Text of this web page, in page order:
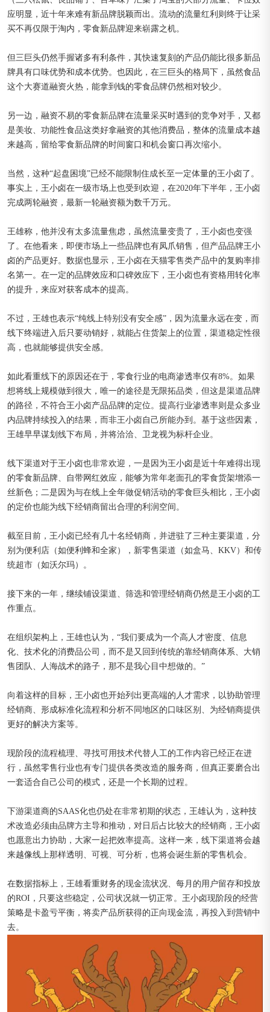
应明显，近十年来难有新品牌脱颖而出。流动的流量红利则终于让采
买不再仅限于淘内，零食新品牌迎来崭露之机。
但三巨头仍然手握诸多有利条件，其快速复刻的产品仍能比很多新品
牌具有口味优势和成本优势。也因此，在三巨头的格局下，虽然食品
这个大赛道融资火热，能拿到钱的零食品牌仍然相对较少。
另一边，融资不易的零食新品牌在流量采买时遇到的竞争对手，又都
是美妆、功能性食品这类好拿融资的其他消费品，整体的流量成本越
来越高，留给零食新品牌的时间窗口和机会窗口再次缩小。
当然，这种“起盘困境”已经不能限制住成长至一定体量的王小卤了。
事实上，王小卤在一级市场上也受到欢迎，在2020年下半年，王小卤
完成两轮融资，最新一轮融资额为数千万元。
王雄称，他并没有太多流量焦虑，虽然流量变贵了，王小卤也变强
了。在他看来，即便市场上一些品牌也有凤爪销售，但产品品牌王小
卤的产品更好。数据也显示，王小卤在天猫零售类产品中的复购率排
名第一。在一定的品牌效应和口碑效应下，王小卤也有资格用转化率
的提升，来应对获客成本的提高。
不过，王雄也表示“纯线上特别没有安全感”，因为流量永远在变，而
线下终端进入后只要动销好，就能占住货架上的位置，渠道稳定性很
高，也就能够提供安全感。
如此看重线下的原因还在于，零食行业的电商渗透率仅有8%。如果
想将线上规模做到很大，唯一的途径是无限拓品类，但这是渠道品牌
的路径，不符合王小卤产品品牌的定位。提高行业渗透率则是众多业
内品牌持续投入的结果，而非王小卤自己所能办到。基于这些因素，
王雄早早谋划线下布局，并将洽洽、卫龙视为标杆企业。
线下渠道对于王小卤也非常欢迎，一是因为王小卤是近十年难得出现
的零食新品牌、自带网红效应，能够为常年老面孔的零食货架增添一
丝新色；二是因为与在线上全年做促销活动的零食巨头相比，王小卤
的定价也能为线下经销商留出合理的利润空间。
截至目前，王小卤已经有几十名经销商，并进驻了三种主要渠道，分
别为便利店（如便利蜂和全家），新零售渠道（如盒马、KKV）和传
统超市（如沃尔玛）。
接下来的一年，继续铺设渠道、筛选和管理经销商仍然是王小卤的工
作重点。
在组织架构上，王雄也认为，“我们要成为一个高人才密度、信息
化、技术化的消费品公司，而不是又回到传统的靠经销商体系、大销
售团队、人海战术的路子，那不是我心目中想做的。”
向着这样的目标，王小卤也开始列出更高端的人才需求，以协助管理
经销商、形成标准化流程和分析不同地区的口味区别、为经销商提供
更好的解决方案等。
现阶段的流程梳理、寻找可用技术代替人工的工作内容已经正在进
行，虽然零售行业也有专门提供各类改造的服务商，但真正要磨合出
一套适合自己公司的模式，还是一个长期的过程。
下游渠道商的SAAS化也仍处在非常初期的状态，王雄认为，这种技
术改造必须由品牌方主导和推动，对日后占比较大的经销商，王小卤
也愿意出力协助，大家一起把效率提高。这样一来，线下渠道将会越
来越像线上那样透明、可视、可分析，也将会诞生新的零售机会。
在数据指标上，王雄看重财务的现金流状况、每月的用户留存和投放
的ROI，只要这些稳定，公司状况就一切正常。王小卤现阶段的经营
策略是卡盈亏平衡，将卖产品所获得的正向现金流，再投入到营销中
去。